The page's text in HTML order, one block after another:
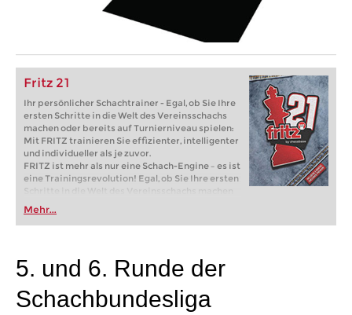
Fritz 21
Ihr persönlicher Schachtrainer - Egal, ob Sie Ihre
ersten Schritte in die Welt des Vereinsschachs
machen oder bereits auf Turnierniveau spielen:
Mit FRITZ trainieren Sie effizienter, intelligenter
und individueller als je zuvor.
FRITZ ist mehr als nur eine Schach-Engine – es ist
eine Trainingsrevolution! Egal, ob Sie Ihre ersten
Schritte in die Welt des Vereinsschachs machen
oder bereits auf Turnierniveau spielen: Mit
FRITZ trainieren Sie effizienter, intelligenter und
individueller als je zuvor.
Mehr...
5. und 6. Runde der
Schachbundesliga